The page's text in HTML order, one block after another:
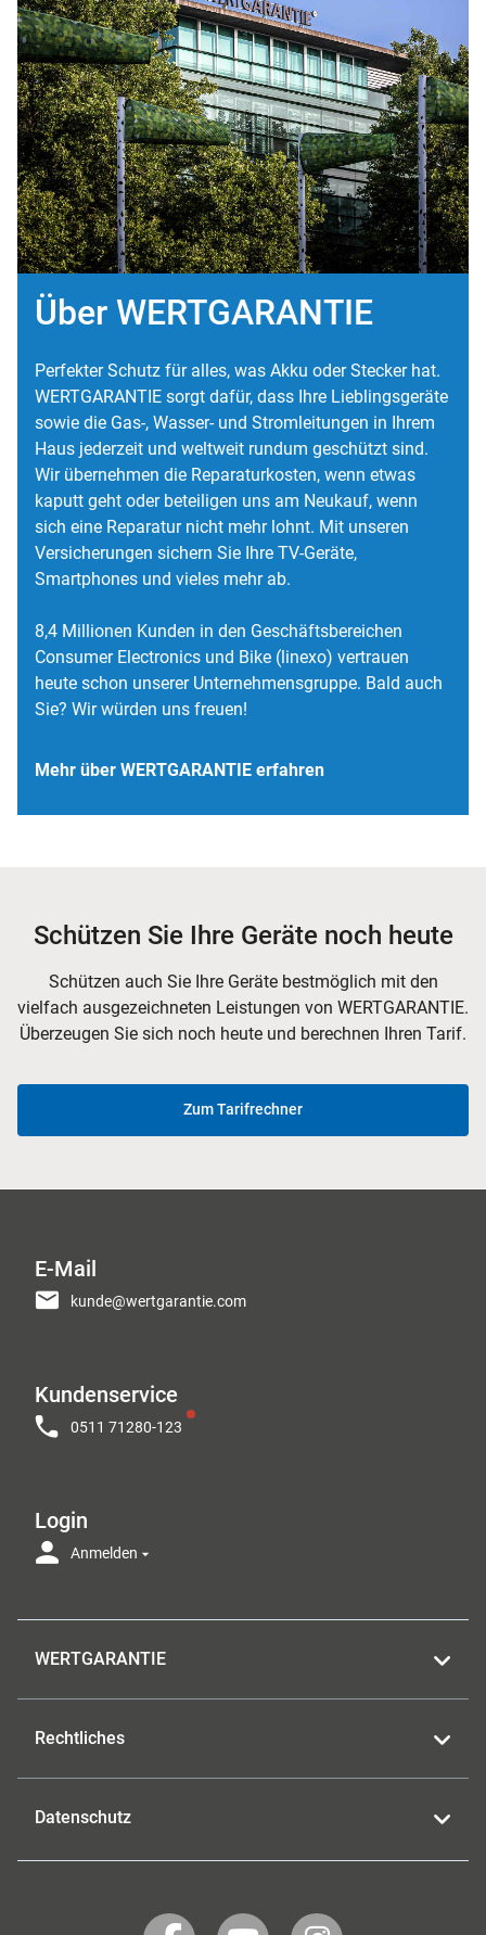
Über WERTGARANTIE
Perfekter Schutz für alles, was Akku oder Stecker hat.
WERTGARANTIE sorgt dafür, dass Ihre Lieblingsgeräte
sowie die Gas-, Wasser- und Stromleitungen in Ihrem
Haus jederzeit und weltweit rundum geschützt sind.
Wir übernehmen die Reparaturkosten, wenn etwas
kaputt geht oder beteiligen uns am Neukauf, wenn
sich eine Reparatur nicht mehr lohnt. Mit unseren
Versicherungen sichern Sie Ihre TV-Geräte,
Smartphones und vieles mehr ab.
8,4 Millionen Kunden in den Geschäftsbereichen
Consumer Electronics und Bike (linexo) vertrauen
heute schon unserer Unternehmensgruppe. Bald auch
Sie? Wir würden uns freuen!
Mehr über WERTGARANTIE erfahren
Schützen Sie Ihre Geräte noch heute
Schützen auch Sie Ihre Geräte bestmöglich mit den
vielfach ausgezeichneten Leistungen von WERTGARANTIE.
Überzeugen Sie sich noch heute und berechnen Ihren Tarif.
Zum Tarifrechner
E-Mail
kunde@wertgarantie.com
Kundenservice
0511 71280-123
Login
Anmelden
WERTGARANTIE
Rechtliches
Datenschutz